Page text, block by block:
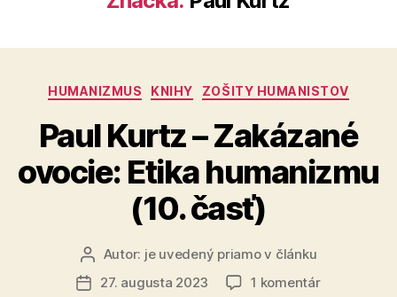
Kategórie
HUMANIZMUS KNIHY ZOŠITY HUMANISTOV
Paul Kurtz – Zakázané
ovocie: Etika humanizmu
(10. časť)
Autor
článku
Autor: je uvedený priamo v článku
Dátum
27. augusta 2023 1 komentárna